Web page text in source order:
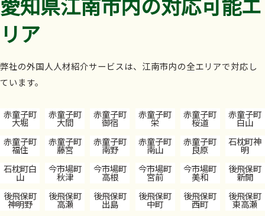
リア
弊社の外国人人材紹介サービスは、江南市内の全エリアで対応し
ています。
赤童子町
大堀
赤童子町
大間
赤童子町
御宿
赤童子町
栄
赤童子町
桜道
赤童子町
白山
赤童子町
福住
赤童子町
藤宮
赤童子町
南野
赤童子町
南山
赤童子町
良原
石枕町神
明
石枕町白
山
今市場町
秋津
今市場町
高根
今市場町
宮前
今市場町
美和
後飛保町
新開
後飛保町
神明野
後飛保町
高瀬
後飛保町
出島
後飛保町
中町
後飛保町
西町
後飛保町
東高瀬